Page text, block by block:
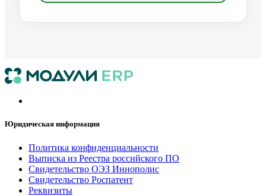
Юридическая информация
Политика конфиденциальнос​​ти
Выписка из Реестра российского ПО
Свидетельство ОЭЗ Иннополис
Свидетельство Роспатент
Реквизиты